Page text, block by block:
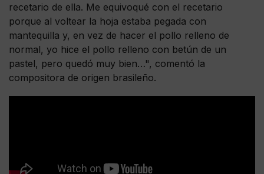
recetario de ella. Me equivoqué con el recetario
porque al voltear la hoja estaba pegada con
mantequilla y, en vez de hacer el pollo relleno de
normal, yo hice el pollo relleno con betún de un
pastel, pero quedó muy bien…", comentó la
compositora de origen brasileño.